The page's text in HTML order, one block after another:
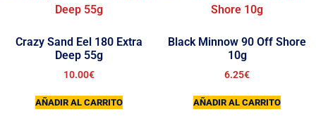
Crazy Sand Eel 180 Extra
Deep 55g
10.00€
AÑADIR AL CARRITO
Black Minnow 90 Off Shore
10g
6.25€
AÑADIR AL CARRITO